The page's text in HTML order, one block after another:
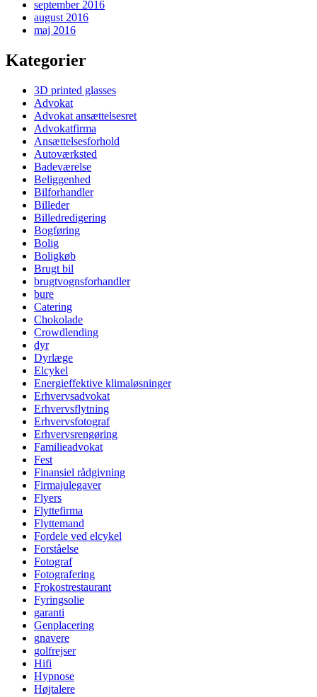
september 2016
august 2016
maj 2016
Kategorier
3D printed glasses
Advokat
Advokat ansættelsesret
Advokatfirma
Ansættelsesforhold
Autoværksted
Badeværelse
Beliggenhed
Bilforhandler
Billeder
Billedredigering
Bogføring
Bolig
Boligkøb
Brugt bil
brugtvognsforhandler
bure
Catering
Chokolade
Crowdlending
dyr
Dyrlæge
Elcykel
Energieffektive klimaløsninger
Erhvervsadvokat
Erhvervsflytning
Erhvervsfotograf
Erhvervsrengøring
Familieadvokat
Fest
Finansiel rådgivning
Firmajulegaver
Flyers
Flyttefirma
Flyttemand
Fordele ved elcykel
Forståelse
Fotograf
Fotografering
Frokostrestaurant
Fyringsolie
garanti
Genplacering
gnavere
golfrejser
Hifi
Hypnose
Højtalere